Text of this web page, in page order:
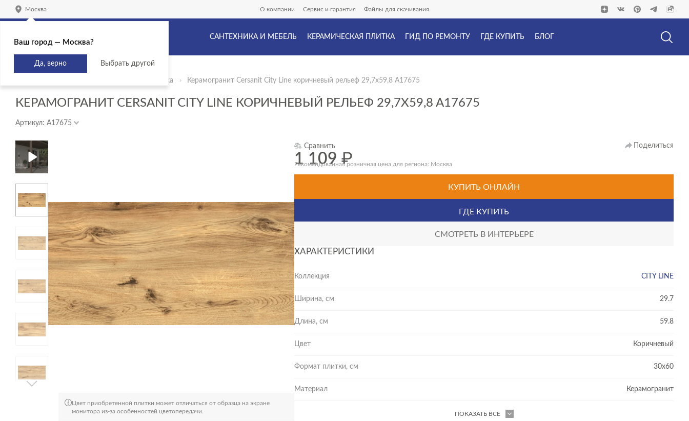
Москва О компании Сервис и гарантия Файлы для скачивания
САНТЕХНИКА И МЕБЕЛЬ КЕРАМИЧЕСКАЯ ПЛИТКА ГИД ПО РЕМОНТУ ГДЕ КУПИТЬ БЛОГ
Керамическая плитка Керамогранит Cersanit City Line коричневый рельеф 29,7x59,8 A17675
КЕРАМОГРАНИТ CERSANIT CITY LINE КОРИЧНЕВЫЙ РЕЛЬЕФ 29,7X59,8 A17675
Артикул: A17675
Цвет приобретенной плитки может отличаться от образца на экране
монитора из-за особенностей цветопередачи.
ХАРАКТЕРИСТИКИ
Коллекция CITY LINE
Ширина, см 29.7
Длина, см 59.8
Цвет Коричневый
Формат плитки, см 30x60
Материал Керамогранит
ПОКАЗАТЬ ВСЕ
Сравнить Поделиться
1 109₽
Рекомендованная розничная цена для региона: Москва
КУПИТЬ ОНЛАЙН
ГДЕ КУПИТЬ
СМОТРЕТЬ В ИНТЕРЬЕРЕ
Ваш город — Москва?
Да, верно Выбрать другой